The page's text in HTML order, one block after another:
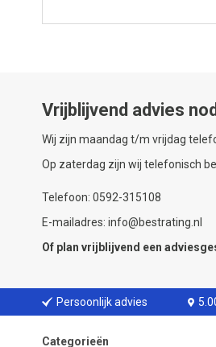
Vrijblijvend advies
Wij zijn maandag t/m vrijdag
Op zaterdag zijn wij telefonisch
Telefoon: 0592-315108
E-mailadres: info@bestrating.nl
Of plan vrijblijvend een
Persoonlijk advies
Categorieën